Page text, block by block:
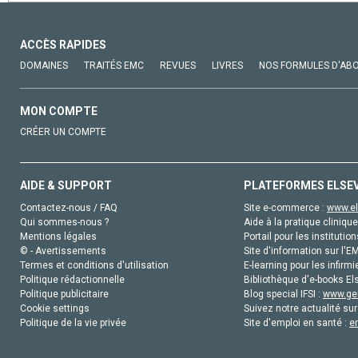
ACCÈS RAPIDES
DOMAINES TRAITÉS EMC REVUES LIVRES NOS FORMULES
MON COMPTE
CRÉER UN COMPTE
AIDE & SUPPORT
Contactez-nous / FAQ
Qui sommes-nous ?
Mentions légales
© - Avertissements
Termes et conditions d'utilisation
Politique rédactionnelle
Politique publicitaire
Cookie settings
Politique de la vie privée
PLATEFORMES
Site e-commerce :
Aide à la pratique
Portail pour les
Site d'information sur
E-learning pour les
Bibliothèque d'e-books
Blog special IFSI :
Suivez notre actualité
Site d'emploi en santé :